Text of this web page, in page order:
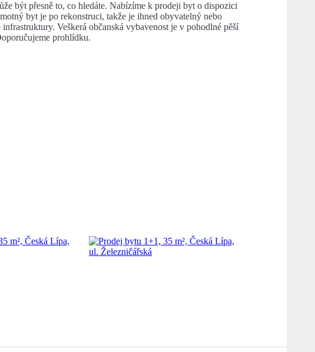
být přesně to, co hledáte. Nabízíme k prodeji byt o dispozici
byt je po rekonstruci, takže je ihned obyvatelný nebo
Veškerá občanská vybavenost je v pohodlné pěší
prohlídku.